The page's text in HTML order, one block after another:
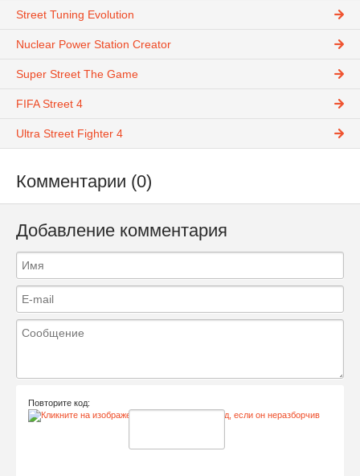
Street Tuning Evolution
Nuclear Power Station Creator
Super Street The Game
FIFA Street 4
Ultra Street Fighter 4
Комментарии (0)
Добавление комментария
Повторите код: